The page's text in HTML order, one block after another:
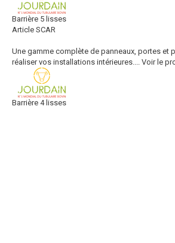
Barrière 5 lisses
Article SCAR
Une gamme complète de panneaux, portes et
réaliser vos installations intérieures....
Voir le
Barrière 4 lisses